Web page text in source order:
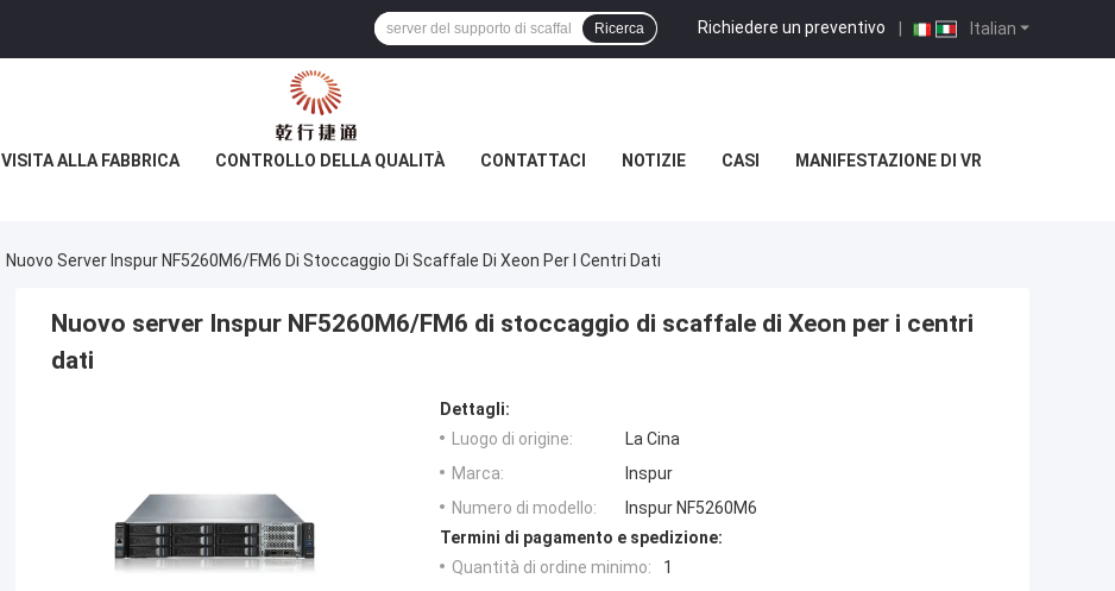
Italian
Richiedere un preventivo |
Ricerca
VISITA ALLA FABBRICA CONTROLLO DELLA QUALITÀ CONTATTACI NOTIZIE CASI MANIFESTAZIONE DI VR
Nuovo Server Inspur NF5260M6/FM6 Di Stoccaggio Di Scaffale Di Xeon Per I Centri Dati
Nuovo server Inspur NF5260M6/FM6 di stoccaggio di scaffale di Xeon per i centri
dati
Dettagli:
Luogo di origine:
La Cina
Marca:
Inspur
Numero di modello:
Inspur NF5260M6
Termini di pagamento e spedizione:
Quantità di ordine minimo:
1